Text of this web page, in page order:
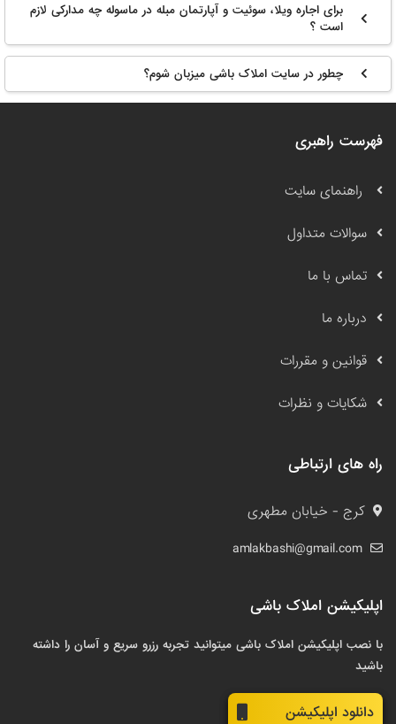
برای اجاره ویلا، سوئیت و آپارتمان مبله در ماسوله چه مدارکی لازم
است ؟
چطور در سایت املاک باشی میزبان شوم؟
فهرست راهبری
راهنمای سایت
سوالات متداول
تماس با ما
درباره ما
قوانین و مقررات
شکایات و نظرات
راه های ارتباطی
کرج - خیابان مطهری
amlakbashi@gmail.com
اپلیکیشن املاک باشی
با نصب اپلیکیشن املاک باشی میتوانید تجربه رزرو سریع و آسان را داشته
باشید
دانلود اپلیکیشن